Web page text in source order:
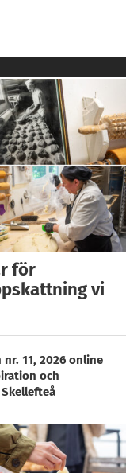
för
vi
nr. 11, 2026 online
och